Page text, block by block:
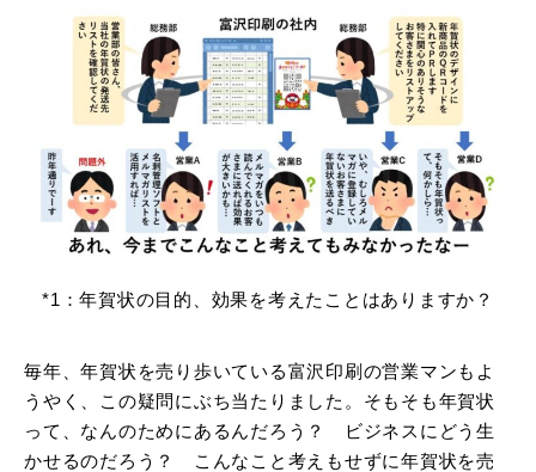
*1：年賀状の目的、効果を考えたことはありますか？
毎年、年賀状を売り歩いている富沢印刷の営業マンもよ
うやく、この疑問にぶち当たりました。そもそも年賀状
って、なんのためにあるんだろう？ ビジネスにどう生
かせるのだろう？ こんなこと考えもせずに年賀状を売